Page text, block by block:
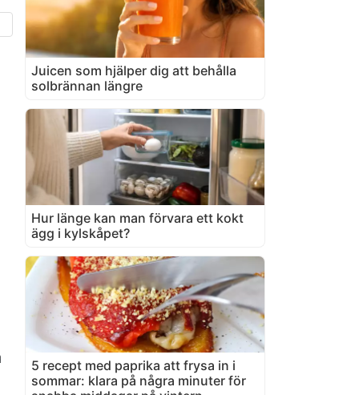
Juicen som hjälper dig att behålla
solbrännan längre
Hur länge kan man förvara ett kokt
ägg i kylskåpet?
5 recept med paprika att frysa in i
sommar: klara på några minuter för